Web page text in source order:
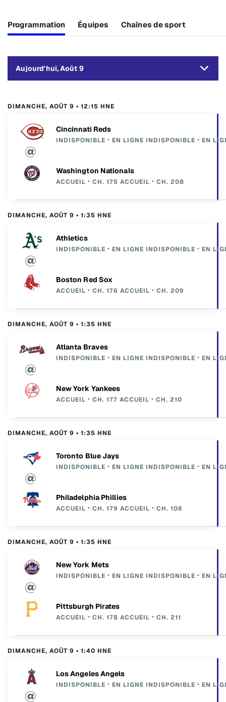
Programmation Équipes Chaînes de sport
Aujourd'hui, Août 9
DIMANCHE, AOÛT 9 • 12:15 HNE
Cincinnati Reds
INDISPONIBLE EN LIGNE INDISPONIBLE EN
Washington Nationals
ACCUEIL CH. 175 ACCUEIL CH. 208
DIMANCHE, AOÛT 9 • 1:35 HNE
Athletics
INDISPONIBLE EN LIGNE INDISPONIBLE EN
Boston Red Sox
ACCUEIL CH. 176 ACCUEIL CH. 209
DIMANCHE, AOÛT 9 • 1:35 HNE
Atlanta Braves
INDISPONIBLE EN LIGNE INDISPONIBLE EN
New York Yankees
ACCUEIL CH. 177 ACCUEIL CH. 210
DIMANCHE, AOÛT 9 • 1:35 HNE
Toronto Blue Jays
INDISPONIBLE EN LIGNE INDISPONIBLE EN
Philadelphia Phillies
ACCUEIL CH. 179 ACCUEIL CH. 106
DIMANCHE, AOÛT 9 • 1:35 HNE
New York Mets
INDISPONIBLE EN LIGNE INDISPONIBLE EN
Pittsburgh Pirates
ACCUEIL CH. 178 ACCUEIL CH. 211
DIMANCHE, AOÛT 9 • 1:40 HNE
Los Angeles Angels
INDISPONIBLE EN LIGNE INDISPONIBLE EN